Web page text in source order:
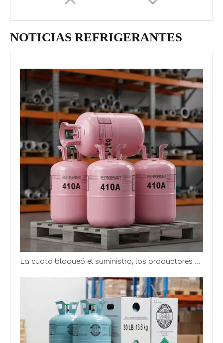
Producimos y exportamos gas refrigerante R32 desde el año 2004
NOTICIAS REFRIGERANTES
La cuota bloqueó el suministro, los productores de refrigerantes obtienen mejores ganancias